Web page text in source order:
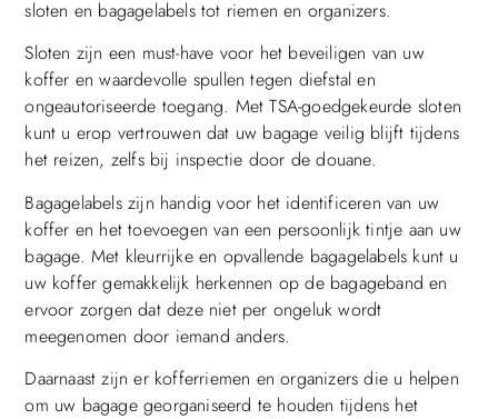
sloten en bagagelabels tot riemen en organizers.
Sloten zijn een must-have voor het beveiligen van uw
koffer en waardevolle spullen tegen diefstal en
ongeautoriseerde toegang. Met TSA-goedgekeurde sloten
kunt u erop vertrouwen dat uw bagage veilig blijft tijdens
het reizen, zelfs bij inspectie door de douane.
Bagagelabels zijn handig voor het identificeren van uw
koffer en het toevoegen van een persoonlijk tintje aan uw
bagage. Met kleurrijke en opvallende bagagelabels kunt u
uw koffer gemakkelijk herkennen op de bagageband en
ervoor zorgen dat deze niet per ongeluk wordt
meegenomen door iemand anders.
Daarnaast zijn er kofferriemen en organizers die u helpen
om uw bagage georganiseerd te houden tijdens het